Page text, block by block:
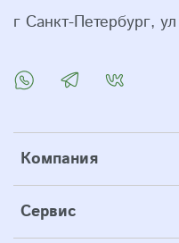
Компания
Сервис
г Санкт-Петербург,